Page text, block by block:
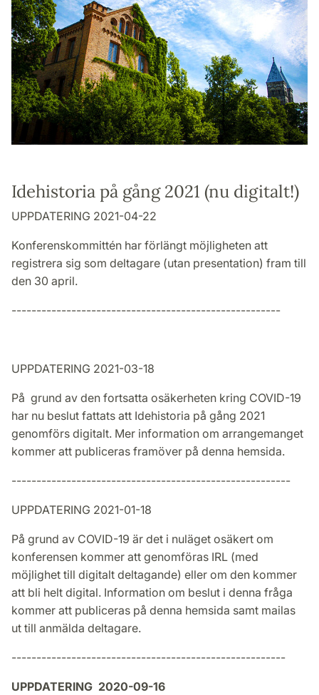
Idehistoria på gång 2021 (nu digitalt!)
UPPDATERING 2021-04-22
Konferenskommittén har förlängt möjligheten att
registrera sig som deltagare (utan presentation) fram till
den 30 april.
------------------------------------------------------
UPPDATERING 2021-03-18
På grund av den fortsatta osäkerheten kring COVID-19
har nu beslut fattats att Idehistoria på gång 2021
genomförs digitalt. Mer information om arrangemanget
kommer att publiceras framöver på denna hemsida.
--------------------------------------------------------
UPPDATERING 2021-01-18
På grund av COVID-19 är det i nuläget osäkert om
konferensen kommer att genomföras IRL (med
möjlighet till digitalt deltagande) eller om den kommer
att bli helt digital. Information om beslut i denna fråga
kommer att publiceras på denna hemsida samt mailas
ut till anmälda deltagare.
-------------------------------------------------------
UPPDATERING 2020-09-16